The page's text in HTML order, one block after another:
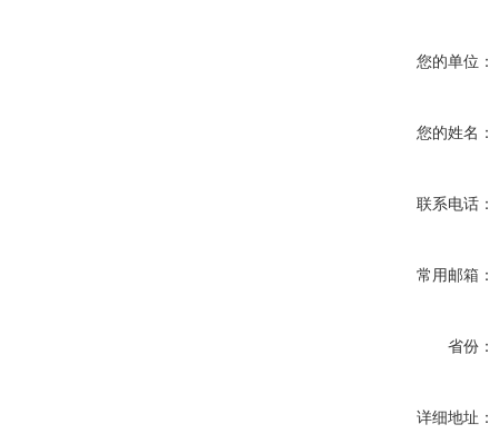
您的单位：
您的姓名：
联系电话：
常用邮箱：
省份：
详细地址：